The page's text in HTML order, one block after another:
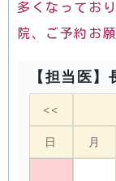
多くなってお
院、ご予約お
【担当医
<<
日 月